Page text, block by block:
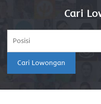
Cari
Cari Lowongan